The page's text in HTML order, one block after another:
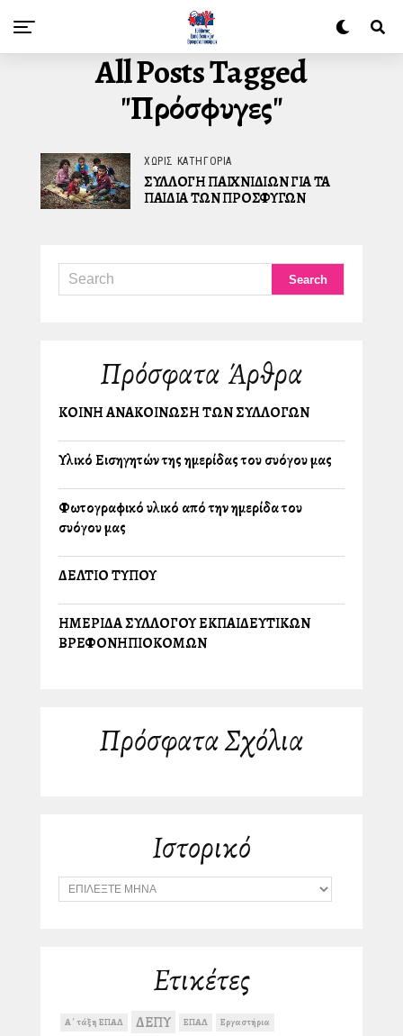
All Posts Tagged
"πρόσφυγες"
ΧΩΡΊΣ ΚΑΤΗΓΟΡΊΑ
ΣΥΛΛΟΓΗ ΠΑΙΧΝΙΔΙΩΝ ΓΙΑ ΤΑ
ΠΑΙΔΙΑ ΤΩΝ ΠΡΟΣΦΥΓΩΝ
Πρόσφατα Άρθρα
ΚΟΙΝΗ ΑΝΑΚΟΙΝΩΣΗ ΤΩΝ ΣΥΛΛΟΓΩΝ
Υλικό Εισηγητών της ημερίδας του συλλόγου μας
Φωτογραφικό υλικό από την ημερίδα του
συλλόγου μας
ΔΕΛΤΙΟ ΤΥΠΟΥ
ΗΜΕΡΙΔΑ ΣΥΛΛΟΓΟΥ ΕΚΠΑΙΔΕΥΤΙΚΩΝ
ΒΡΕΦΟΝΗΠΙΟΚΟΜΩΝ
Πρόσφατα Σχόλια
Ιστορικό
Ι
σ
Ετικέτες
Α΄ τάξη ΕΠΑΛ ΔΕΠΥ ΕΠΑΛ Εργαστήρια